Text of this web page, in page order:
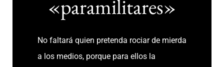
«paramilitares»
No faltará quien pretenda rociar de mierda
a los medios, porque para ellos la